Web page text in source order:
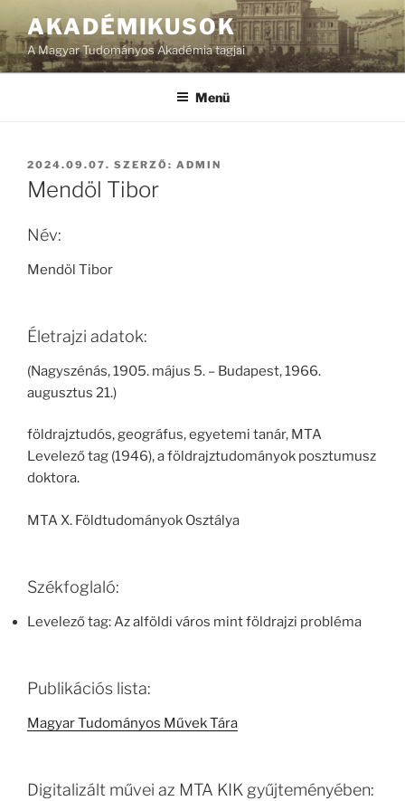
AKADÉMIKUSOK
A Magyar Tudományos Akadémia tagjai
Menü
BEKÜLDVE:
2024.09.07. SZERZŐ: ADMIN
Mendöl Tibor
Név:
Mendöl Tibor
Életrajzi adatok:
(Nagyszénás, 1905. május 5. – Budapest, 1966.
augusztus 21.)
földrajztudós, geográfus, egyetemi tanár, MTA
Levelező tag (1946), a földrajztudományok posztumusz
doktora.
MTA X. Földtudományok Osztálya
Székfoglaló:
Levelező tag: Az alföldi város mint földrajzi probléma
Publikációs lista:
Magyar Tudományos Művek Tára
Digitalizált művei az MTA KIK gyűjteményében: